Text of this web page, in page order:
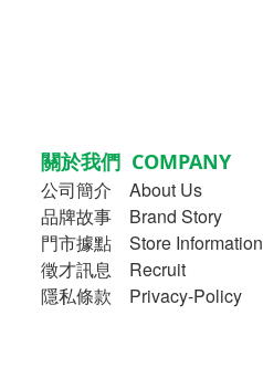
關於我們 COMPANY
公司簡介
About Us
品牌故事
Brand Story
門市據點 Store Information
徵才訊息 Recruit
隱私條款 Privacy-Policy